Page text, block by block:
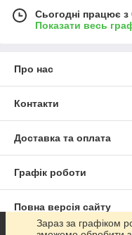
Сьогодні працює з
Показати весь
Про нас
Контакти
Доставка та оплата
Графік роботи
Повна версія сайту
Зараз за графіком